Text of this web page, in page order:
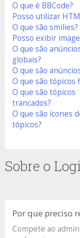
O que é BBCode?
Posso utilizar
O que são smilies?
Posso exibir
O que são
globais?
O que são
O que são tópicos
O que são tópicos
trancados?
O que são ícones
tópicos?
Sobre o
Por que preciso
Compete ao